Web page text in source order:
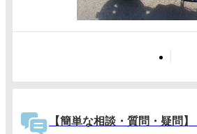
【簡単な相談・質問・疑問